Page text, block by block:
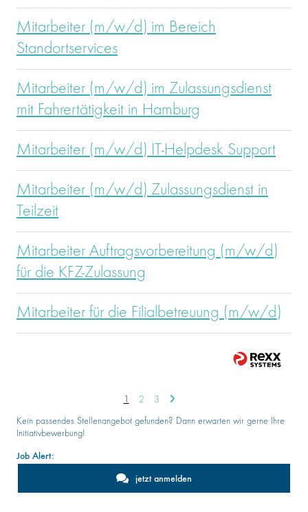
Mitarbeiter (m/w/d) im Bereich
Standortservices
Mitarbeiter (m/w/d) im Zulassungsdienst
mit Fahrertätigkeit in Hamburg
Mitarbeiter (m/w/d) IT-Helpdesk Support
Mitarbeiter (m/w/d) Zulassungsdienst in
Teilzeit
Mitarbeiter Auftragsvorbereitung (m/w/d)
für die KFZ-Zulassung
Mitarbeiter für die Filialbetreuung (m/w/d)
1 2 3
Kein passendes Stellenangebot gefunden? Dann erwarten wir gerne Ihre
Initiativbewerbung!
Job Alert:
jetzt anmelden